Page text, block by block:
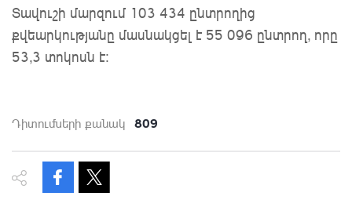
Տավուշի մարզում 103 434 ընտրողից
քվեարկությանը մասնակցել է 55 096 ընտրող, որը
53,3 տոկոսն է:
Դիտումների քանակ 809